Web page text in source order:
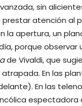
sin
atención al
la apertura, un
porque observar
de Vivaldi, que
En las
En las